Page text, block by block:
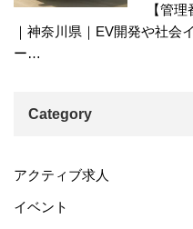
【管
｜神奈川県｜EV開発や社会
ー…
Category
アクティブ求人
イベント